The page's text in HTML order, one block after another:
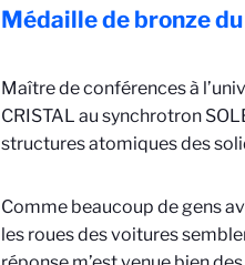
Médaille de bronze
Maître de conférences à
CRISTAL au synchrotron
structures atomiques des
Comme beaucoup de gens
les roues des voitures